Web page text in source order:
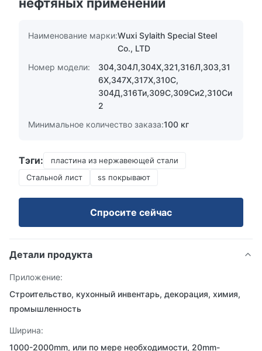
Наименование марки:Wuxi Sylaith Special Steel
Co., LTD
Номер модели:
304,304Л,304Х,321,316Л,303,31
6Х,347Х,317Х,310С,
304Д,316Ти,309С,309Си2,310Си
2
Минимальное количество заказа:100 кг
Тэги:
пластина из нержавеющей стали
Стальной лист
ss покрывают
Спросите сейчас
Детали продукта
Приложение:
Строительство, кухонный инвентарь, декорация, химия,
промышленность
Ширина:
1000-2000mm, или по мере необходимости, 20mm-